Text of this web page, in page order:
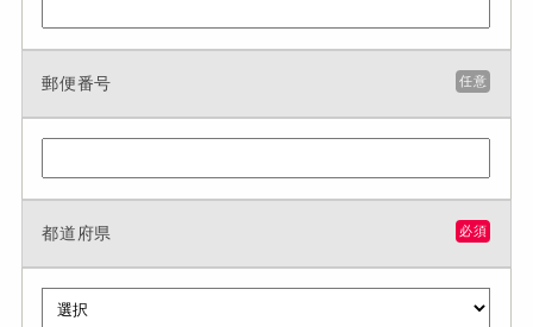
郵便番号 任意
都道府県 必須